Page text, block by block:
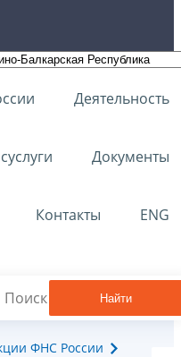
Деятельность
Документы
Контакты ENG
Найти
ФНС России